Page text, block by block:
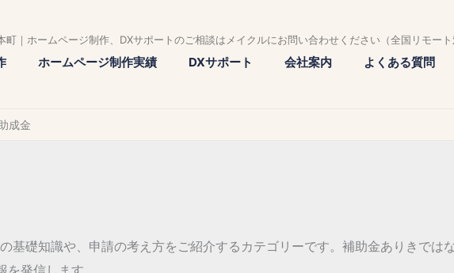
町｜ホームページ制作、DXサポートのご相談はメイクルにお問い合わせください（全国リモート
ホームページ制作実績 DXサポート 会社案内 よくある質問
成金
基礎知識や、申請の考え方をご紹介するカテゴリーです。補助金ありきでは
発信します。